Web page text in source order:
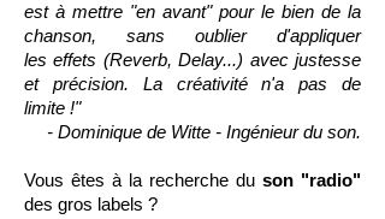
est à mettre "en avant" pour le bien de la
chanson, sans oublier d'appliquer
les effets (Reverb, Delay...) avec justesse
et précision. La créativité n'a pas de
limite !"
- Dominique de Witte - Ingénieur du son.
Vous êtes à la recherche du son "radio"
des gros labels ?